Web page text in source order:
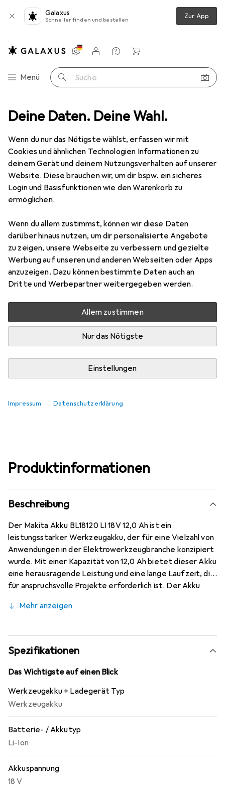
Deine Daten. Deine Wahl.
Wenn du nur das Nötigste wählst, erfassen wir mit
Cookies und ähnlichen Technologien Informationen zu
deinem Gerät und deinem Nutzungsverhalten auf unserer
Website. Diese brauchen wir, um dir bspw. ein sicheres
Login und Basisfunktionen wie den Warenkorb zu
ermöglichen.
Wenn du allem zustimmst, können wir diese Daten
darüber hinaus nutzen, um dir personalisierte Angebote
zu zeigen, unsere Webseite zu verbessern und gezielte
Werbung auf unseren und anderen Webseiten oder Apps
anzuzeigen. Dazu können bestimmte Daten auch an
Dritte und Werbepartner weitergegeben werden.
Allem zustimmen
Nur das Nötigste
Einstellungen
Impressum Datenschutzerklärung
Galaxus
Schneller finden und bestellen Zur App
Navigation nach Kategorien
Menü Suche
Einstellungen
Kundenkonto
Vergleichslisten
Merklisten
Warenkorb
Werkzeugakku + Ladegerät
5 Bilder
Makita BL 18120
Preis in EUR inkl. MwSt.
EUR
164,03
8
Bewertungen Marke
Mehr von Makita
Zwischen Di, 11.8. und Do, 13.8. geliefert
Mehr als 10 Stück an Lager beim Lieferanten
Lieferort angeben für genaue Lieferzeit
In den Warenkorb
Produktinformationen
Beschreibung
Der Makita Akku BL18120 LI 18V 12,0 Ah ist ein
leistungsstarker Werkzeugakku, der für eine Vielzahl von
Anwendungen in der Elektrowerkzeugbranche konzipiert
wurde. Mit einer Kapazität von 12,0 Ah bietet dieser Akku
eine herausragende Leistung und eine lange Laufzeit, die
für anspruchsvolle Projekte erforderlich ist. Der Akku
Akkus eines Herstellers und ist somit eine ideale Wahl für
Technologie sorgt für eine hohe Energiedichte und eine
geringe Selbstentladung, was die Einsatzbereitschaft
des Akkus erhöht. Darüber hinaus ist der Akku so
konstruiert, dass er eine hohe Lebensdauer und
Bestandteil Ihrer Werkzeugausstattung macht.
Mehr anzeigen
Spezifikationen
Das Wichtigste auf einen Blick
Werkzeugakku + Ladegerät Typ
Werkzeugakku
Batterie- / Akkutyp
Li-Ion
Akkuspannung
18 V